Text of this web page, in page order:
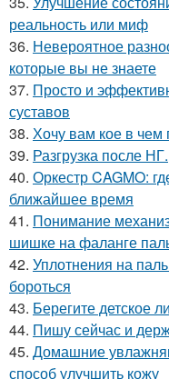
реальность или миф
36. Невероятное
которые вы не знаете
37. Просто и
суставов
38. Хочу вам кое в чем
39. Разгрузка после НГ.
40. Оркестр CAGMO:
ближайшее время
41. Понимание
шишке на фаланге
42. Уплотнения на
бороться
43. Берегите детское
44. Пишу сейчас и
45. Домашние
способ улучшить кожу